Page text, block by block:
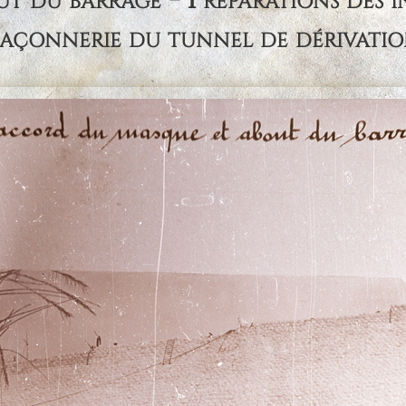
du tunnel de